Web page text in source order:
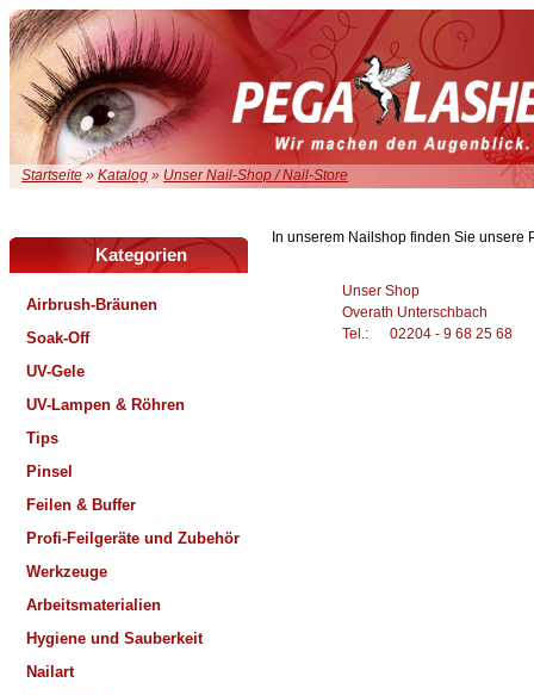
Startseite » Katalog » Unser Nail-Shop / Nail-Store
Kategorien
Airbrush-Bräunen
Soak-Off
UV-Gele
UV-Lampen & Röhren
Tips
Pinsel
Feilen & Buffer
Profi-Feilgeräte und Zubehör
Werkzeuge
Arbeitsmaterialien
Hygiene und Sauberkeit
Nailart
In unserem Nailshop finden Sie
Unser Shop
Overath Unterschbach
Tel.: 02204 - 9 68 25 68